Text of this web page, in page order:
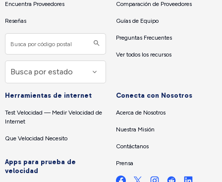
Encuentra Proveedores
Reseñas
Comparación de Proveedores
Guías de Equipo
Preguntas Frecuentes
Ver todos los recursos
Herramientas de internet
Test Velocidad — Medir Velocidad de
Internet
Que Velocidad Necesito
Apps para prueba de
velocidad
Conecta con Nosotros
Acerca de Nosotros
Nuestra Misión
Contáctanos
Prensa